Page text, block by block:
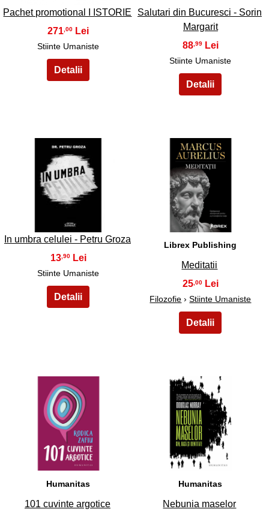
Pachet promotional I ISTORIE
271,00
Stiinte Umaniste
Salutari din Bucuresci - Sorin
Margarit
88,99
Stiinte Umaniste
25
In umbra celulei - Petru Groza
13,90
Stiinte Umaniste
26
Librex Publishing
Meditatii
25,00
Filozofie ›Stiinte Umaniste
27
Humanitas
101 cuvinte argotice
28
Humanitas
Nebunia maselor